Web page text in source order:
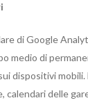
di Google
medio di
dispositivi
delle